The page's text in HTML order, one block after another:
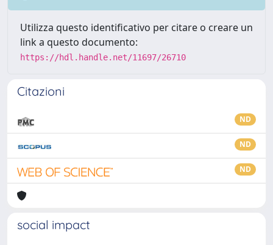
Utilizza questo identificativo per citare o creare un
link a questo documento:
https://hdl.handle.net/11697/26710
Citazioni
ND
ND
ND
social impact